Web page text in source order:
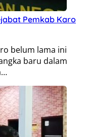
Pemkab Karo
belum lama ini
baru dalam